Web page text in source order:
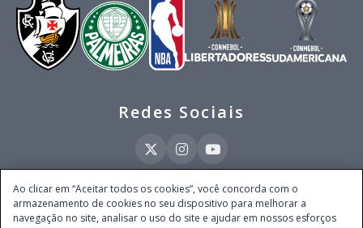
Redes Sociais
Este site é operado pela Ventmear Brasil LTDA (CNPJ 52.868.380/0001-84), com
endereço na Avenida Brigadeiro Faria Lima, nº 4.055, 3º andar, Itaim Bibi, no
Ao clicar em “Aceitar todos os cookies”, você concorda com o
armazenamento de cookies no seu dispositivo para melhorar a
navegação no site, analisar o uso do site e ajudar em nossos esforços